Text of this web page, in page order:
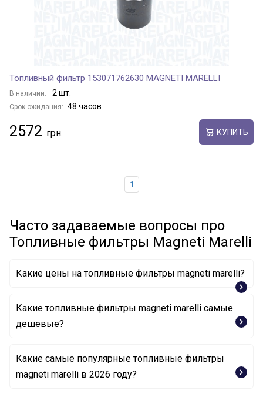
Топливный фильтр 153071762630 MAGNETI MARELLI
В наличии: 2 шт.
Срок ожидания: 48 часов
2572 КУПИТЬ
1
Часто задаваемые вопросы про
Топливные фильтры Magneti Marelli
Какие цены на топливные фильтры magneti marelli?
Какие топливные фильтры magneti marelli самые
дешевые?
Топливный фильтр 152071760865 MAGNETI MARELLI
Какие самые популярные топливные фильтры
magneti marelli в 2026 году?